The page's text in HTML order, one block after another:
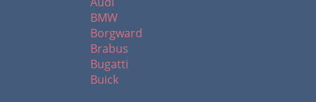
BMW
Borgward
Brabus
Bugatti
Buick